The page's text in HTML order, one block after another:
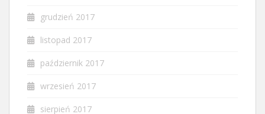
grudzień 2017
listopad 2017
październik 2017
wrzesień 2017
sierpień 2017